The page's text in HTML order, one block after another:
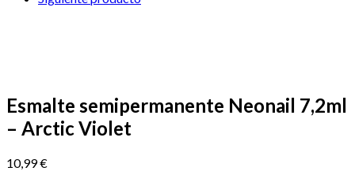
Esmalte semipermanente Neonail 7,2ml
– Arctic Violet
10,99€